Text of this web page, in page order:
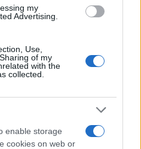
my
Advertising.
Use,
of my
with the
collected.
enable storage
cookies on web or